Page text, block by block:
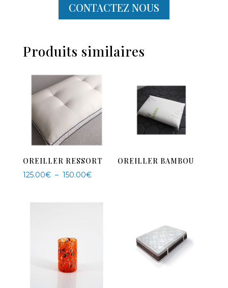
CONTACTEZ NOUS
Produits similaires
OREILLER RESSORT
125.00€ – 150.00€Plage
prix :
OREILLER BAMBOU